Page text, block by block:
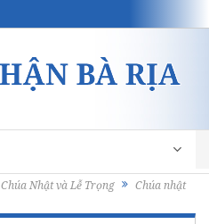
Chúa Nhật và Lễ Trọng Chúa nhật